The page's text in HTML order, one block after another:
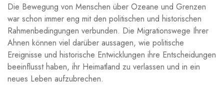
Die Bewegung von ‍Menschen über Ozeane und Grenzen
⁢war schon immer eng mit den politischen und ​historischen
Rahmenbedingungen verbunden. Die Migrationswege​ Ihrer
Ahnen können viel darüber aussagen, ‍wie politische‌
Ereignisse​ und⁢ historische⁢ Entwicklungen‌ ihre Entscheidungen
beeinflusst haben, ihr⁤ Heimatland⁤ zu verlassen und in ein⁢
neues Leben‌ aufzubrechen.